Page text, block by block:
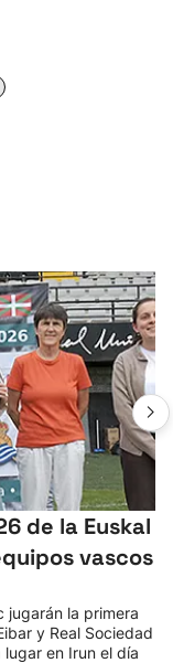
de la Euskal
vascos
jugarán la primera
y Real Sociedad
en Irun el día